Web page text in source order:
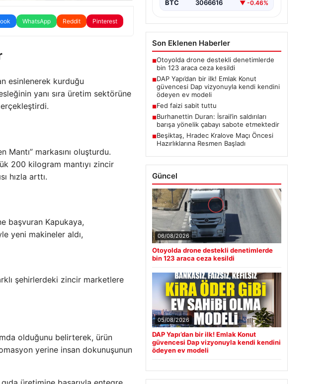
WhatsApp Reddit Pinterest
esinlenerek kurduğu
yanı sıra üretim sektörüne
markasını oluşturdu.
200 kilogram mantıyı zincir
hızla arttı.
başvuran Kapukaya,
yeni makineler aldı,
şehirlerdeki zincir marketlere
olduğunu belirterek, ürün
yerine insan dokunuşunun
BTC 3066616 ▼ -0.46%
Son Eklenen Haberler
■Otoyolda drone destekli denetimlerde
bin 123 araca ceza kesildi
■DAP Yapı’dan bir ilk! Emlak Konut
güvencesi Dap vizyonuyla kendi kendini
ödeyen ev modeli
■Fed faizi sabit tuttu
■Burhanettin Duran: İsrail’in saldırıları
barışa yönelik çabayı sabote etmektedir
■Beşiktaş, Hradec Kralove Maçı Öncesi
Hazırlıklarına Resmen Başladı
Güncel
06/08/2026
Otoyolda drone destekli denetimlerde
bin 123 araca ceza kesildi
05/08/2026
DAP Yapı’dan bir ilk! Emlak Konut
güvencesi Dap vizyonuyla kendi kendini
ödeyen ev modeli